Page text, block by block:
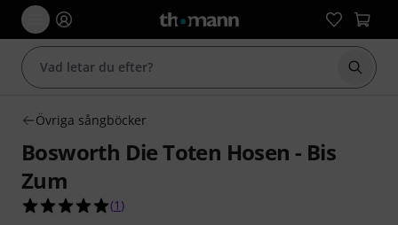
Börja
Övriga sångböcker
Bosworth Die Toten Hosen - Bis
Zum
5.0 av 5 stjärnor från 1 kundbetyg
(1 )